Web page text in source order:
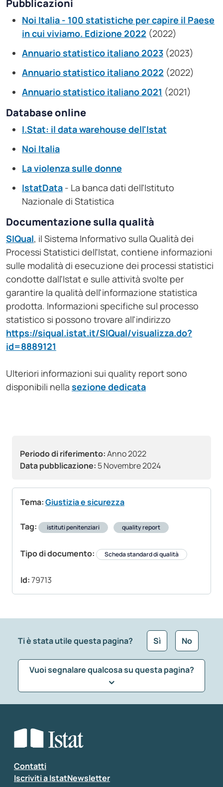
Periodo di riferimento:Anno 2022
Data pubblicazione: 5 Novembre 2024
Tema:Giustizia e sicurezza
Tag: istituti penitenziari quality report
Tipo di documento: Scheda standard di qualità
Id:79713
Pubblicazioni
Noi Italia - 100 statistiche per capire il Paese
in cui viviamo. Edizione 2022 (2022)
Annuario statistico italiano 2023 (2023)
Annuario statistico italiano 2022 (2022)
Annuario statistico italiano 2021 (2021)
Database online
I.Stat: il data warehouse dell'Istat
Noi Italia
La violenza sulle donne
IstatData - La banca dati dell'Istituto
Nazionale di Statistica
Documentazione sulla qualità
SIQual, il Sistema Informativo sulla Qualità dei
Processi Statistici dell'Istat, contiene informazioni
sulle modalità di esecuzione dei processi statistici
condotte dall'Istat e sulle attività svolte per
garantire la qualità dell'informazione statistica
prodotta. Informazioni specifiche sul processo
statistico si possono trovare all'indirizzo
https://siqual.istat.it/SIQual/visualizza.do?
id=8889121
Ulteriori informazioni sui quality report sono
disponibili nella sezione dedicata
Ti è stata utile questa pagina? Sì No
Vuoi segnalare qualcosa su questa pagina?
Seleziona la tipologia della segnalazione
Inserisci il tuo commento
Contatti
Iscriviti a IstatNewsletter